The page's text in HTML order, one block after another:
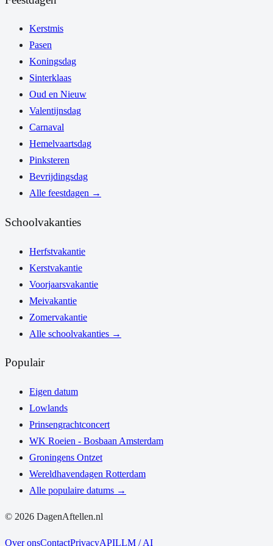
Kerstmis
Pasen
Koningsdag
Sinterklaas
Oud en Nieuw
Valentijnsdag
Carnaval
Hemelvaartsdag
Pinksteren
Bevrijdingsdag
Alle feestdagen →
Schoolvakanties
Herfstvakantie
Kerstvakantie
Voorjaarsvakantie
Meivakantie
Zomervakantie
Alle schoolvakanties →
Populair
Eigen datum
Lowlands
Prinsengrachtconcert
WK Roeien - Bosbaan Amsterdam
Groningens Ontzet
Wereldhavendagen Rotterdam
Alle populaire datums →
© 2026 DagenAftellen.nl
Over onsContactPrivacyAPILLM / AI